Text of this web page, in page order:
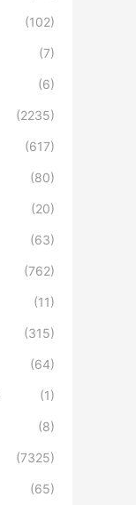
(102)
(7)
(6)
(2235)
(617)
(80)
(20)
(63)
(762)
(11)
(315)
(64)
(1)
(8)
(7325)
(65)